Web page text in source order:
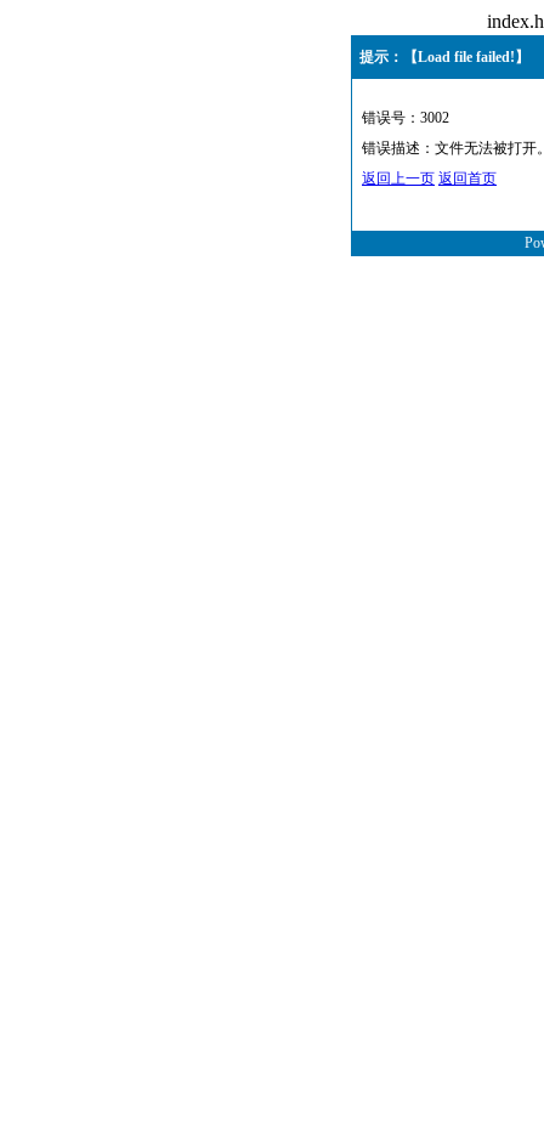
提示：【Load file failed!】
错误号：3002
错误描述：文件无法被打开
返回上一页 返回首页